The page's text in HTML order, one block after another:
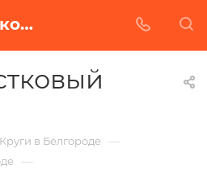
Круг лепестковый KK10JW в Белгороде | Купить по недорогой цене от Абразивного Завода
Круги в Белгороде —
—